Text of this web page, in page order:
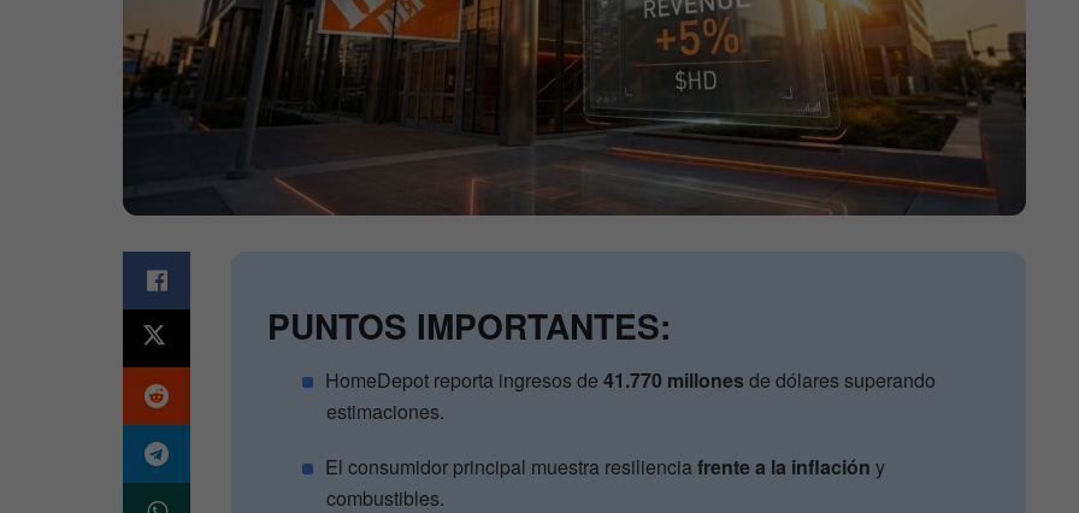
PUNTOS IMPORTANTES:
HomeDepot reporta ingresos de41.770 millones de dólares superando
estimaciones.
El consumidor principal muestra resilienciafrente a la inflacióny
combustibles.